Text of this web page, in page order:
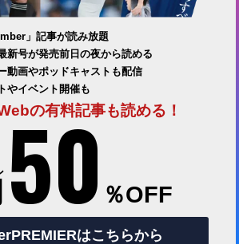
」記事が読み放題
新号が発売前日の夜から読める
動画やポッドキャストも配信
やイベント開催も
の有料記事も読める！
50 ％OFF
はこちらから